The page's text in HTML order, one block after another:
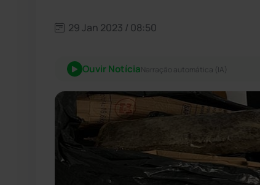
29 Jan 2023 / 08:50
Ouvir NotíciaNarração automática (IA)